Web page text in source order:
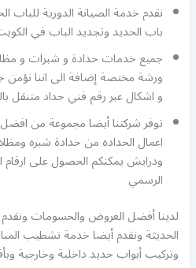
نقدم خدمة الصيانة الدورية للباب
باب الحديد وتجديد الباب في
جميع خدمات حدادة و شبرات و
ورشة مختصة إضافة الى اننا نؤمن
و اشكال عبر رقم فني حداد متنقل
توفر شركتنا أيضا مجموعة من
اعمال الحداده من حدادة شبره
ودرايش يمكنكم الحصول على ارقام
الرسمي
لدينا أفضل العروض والحسومات ونقدم
الحديثة ونقدم أيضا خدمة تشطيب
وتركيب أبواب حديد داخلية وخارجية